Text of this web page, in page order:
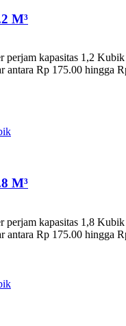
M³
kapasitas 1,2
antara Rp 175.00 hingga
M³
kapasitas 1,8
antara Rp 175.00 hingga